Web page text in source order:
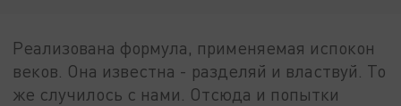
Реализована формула, применяемая испокон
веков. Она известна - разделяй и властвуй. То
же случилось с нами. Отсюда и попытки